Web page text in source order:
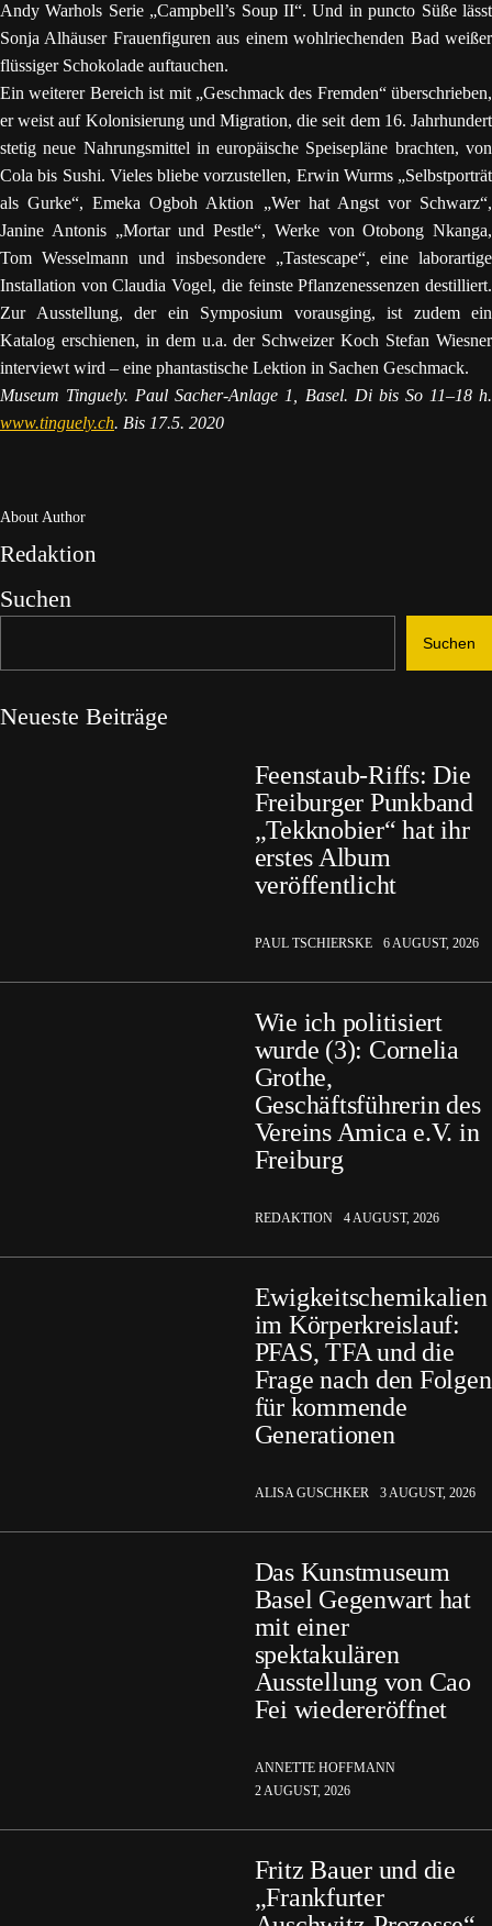
Andy Warhols Serie „Campbell’s Soup II“. Und in puncto Süße lässt
Sonja Alhäuser Frauenfiguren aus einem wohlriechenden Bad weißer
flüssiger Schokolade auftauchen.
Ein weiterer Bereich ist mit „Geschmack des Fremden“ überschrieben,
er weist auf Kolonisierung und Migration, die seit dem 16. Jahrhundert
stetig neue Nahrungsmittel in europäische Speisepläne brachten, von
Cola bis Sushi. Vieles bliebe vorzustellen, Erwin Wurms „Selbstporträt
als Gurke“, Emeka Ogboh Aktion „Wer hat Angst vor Schwarz“,
Janine Antonis „Mortar und Pestle“, Werke von Otobong Nkanga,
Tom Wesselmann und insbesondere „Tastescape“, eine laborartige
Installation von Claudia Vogel, die feinste Pflanzenessenzen destilliert.
Zur Ausstellung, der ein Symposium vorausging, ist zudem ein
Katalog erschienen, in dem u.a. der Schweizer Koch Stefan Wiesner
interviewt wird – eine phantastische Lektion in Sachen Geschmack.
Museum Tinguely. Paul Sacher-Anlage 1, Basel. Di bis So 11–18 h.
www.tinguely.ch. Bis 17.5. 2020
About Author
Redaktion
Suchen
Suchen
Neueste Beiträge
Feenstaub-Riffs: Die
Freiburger Punkband
„Tekknobier“ hat ihr
erstes Album
veröffentlicht
PAUL TSCHIERSKE 6 AUGUST, 2026
Wie ich politisiert
wurde (3): Cornelia
Grothe,
Geschäftsführerin des
Vereins Amica e.V. in
Freiburg
REDAKTION 4 AUGUST, 2026
Ewigkeitschemikalien
im Körperkreislauf:
PFAS, TFA und die
Frage nach den Folgen
für kommende
Generationen
ALISA GUSCHKER 3 AUGUST, 2026
Das Kunstmuseum
Basel Gegenwart hat
mit einer
spektakulären
Ausstellung von Cao
Fei wiedereröffnet
ANNETTE HOFFMANN
2 AUGUST, 2026
Fritz Bauer und die
„Frankfurter